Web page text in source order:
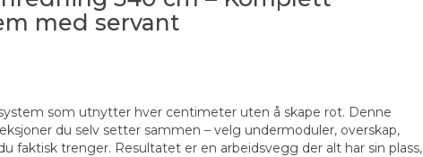
med servant
som utnytter hver centimeter uten å skape rot. Denne
du selv setter sammen – velg undermoduler, overskap,
faktisk trenger. Resultatet er en arbeidsvegg der alt har sin plass,